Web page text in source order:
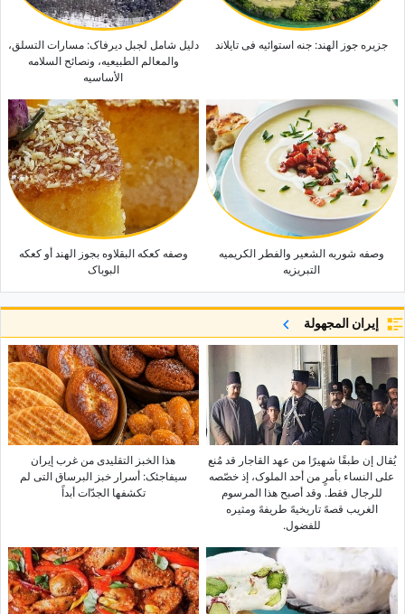
جزیره جوز الهند: جنه استوائیه فی تایلاند
دلیل شامل لجبل دیرفاک: مسارات التسلق،
والمعالم الطبیعیه، ونصائح السلامه
الأساسیه
وصفه شوربه الشعیر والفطر الکریمیه
التبریزیه
وصفه کعکه البقلاوه بجوز الهند أو کعکه
البوباک
إيران المجهولة
یُقال إن طبقًا شهیرًا من عهد القاجار قد مُنع
على النساء بأمرٍ من أحد الملوک، إذ خصّصه
للرجال فقط. وقد أصبح هذا المرسوم
الغریب قصهً تاریخیهً طریفهً ومثیره
للفضول.
هذا الخبز التقلیدی من غرب إیران
سیفاجئک: أسرار خبز البرساق التی لم
تکشفها الجدّات أبداً